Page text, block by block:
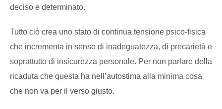
deciso e determinato.
Tutto ciò crea uno stato di continua tensione psico-fisica
che incrementa in senso di inadeguatezza, di precarietà e
soprattutto di insicurezza personale. Per non parlare della
ricaduta che questa ha nell’autostima alla minima cosa
che non va per il verso giusto.